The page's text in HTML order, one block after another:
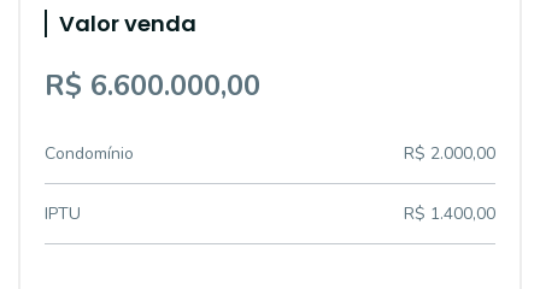
Valor venda
R$ 6.600.000,00
Condomínio R$ 2.000,00
IPTU R$ 1.400,00